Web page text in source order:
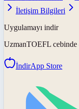
İletişim Bilgileri
Uygulamayı indir
UzmanTOEFL
İndirApp Store